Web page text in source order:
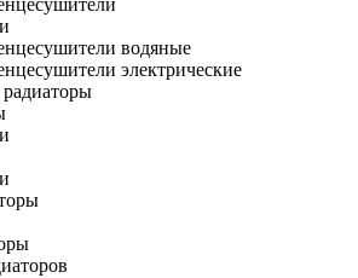
водяные
электрические